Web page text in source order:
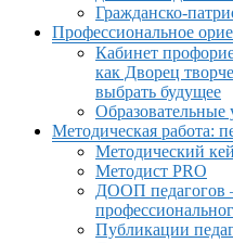
Гражданско-
Профессиональное
Кабинет
как Дворец
выбрать будущее
Образовательные
Методическая работа:
Методический
Методист PRO
ДООП педагогов
Публикации